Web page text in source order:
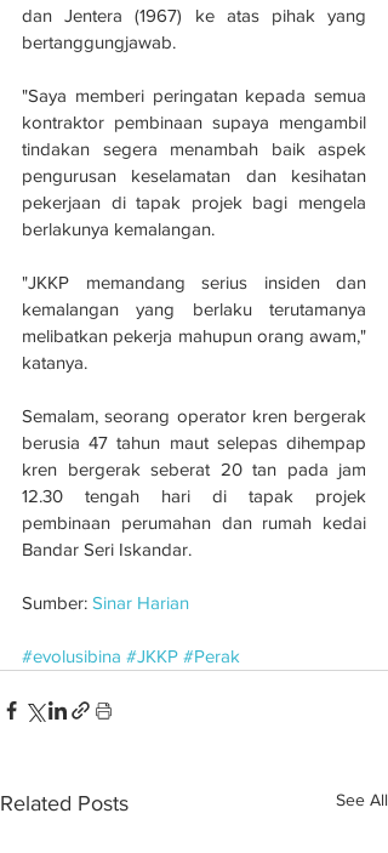
dan Jentera (1967) ke atas pihak yang
bertanggungjawab.
"Saya memberi peringatan kepada semua
kontraktor pembinaan supaya mengambil
tindakan segera menambah baik aspek
pengurusan keselamatan dan kesihatan
pekerjaan di tapak projek bagi mengela
berlakunya kemalangan.
"JKKP memandang serius insiden dan
kemalangan yang berlaku terutamanya
melibatkan pekerja mahupun orang awam,"
katanya.
Semalam, seorang operator kren bergerak
berusia 47 tahun maut selepas dihempap
kren bergerak seberat 20 tan pada jam
12.30 tengah hari di tapak projek
pembinaan perumahan dan rumah kedai
Bandar Seri Iskandar.
Sumber: Sinar Harian
#evolusibina #JKKP #Perak
Related Posts See All